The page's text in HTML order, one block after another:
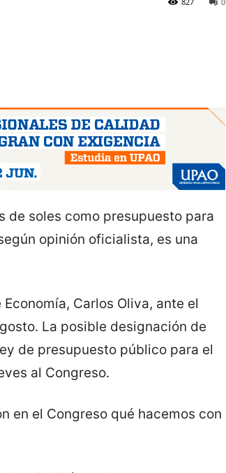
de soles como presupuesto para
opinión oficialista, es una
Carlos Oliva, ante el
La posible designación de
de presupuesto público para el
al Congreso.
en el Congreso qué hacemos con